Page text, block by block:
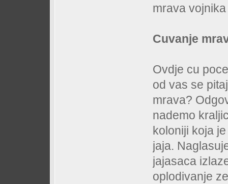
mrava
Cuvanje
Ovdje cu
od vas se
mrava?
nademo
koloniji koja
jaja.
jajasaca
oplodivanje